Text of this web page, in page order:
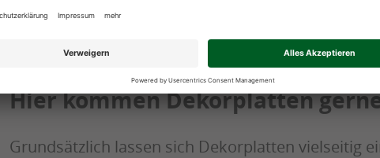
versehen, der neben der Formstabilität gegen
Schutz vor Dampf- und Wassereinfluss dient.
Hier kommen Dekorplatten
Grundsätzlich lassen sich Dekorplatten vielseitig